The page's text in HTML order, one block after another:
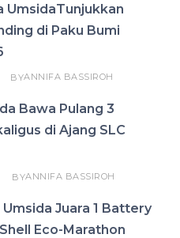
UmsidaTunjukkan
di Paku Bumi
BYANNIFA BASSIROH
Bawa Pulang 3
di Ajang SLC
BYANNIFA BASSIROH
Umsida Juara 1 Battery
Eco-Marathon